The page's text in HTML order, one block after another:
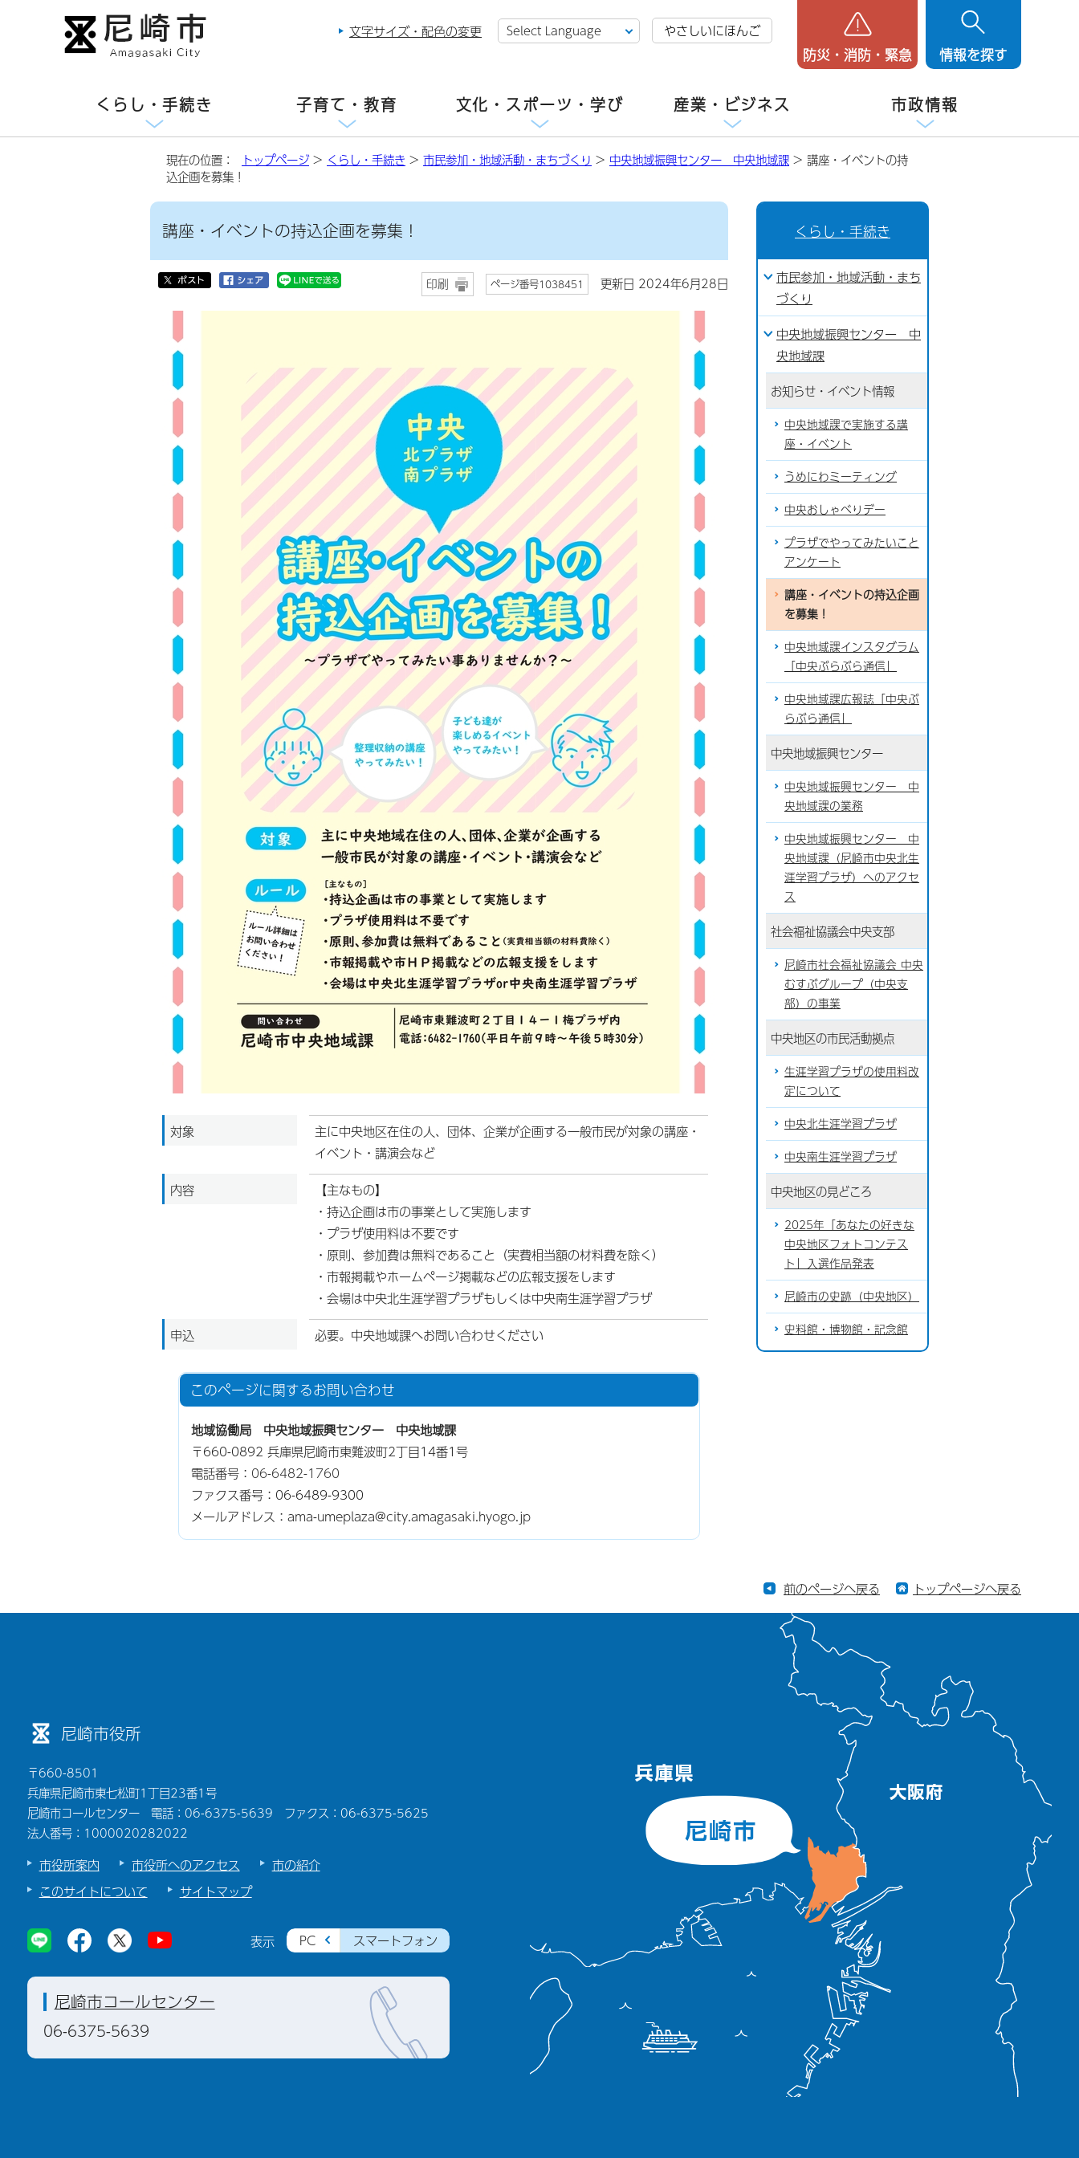
文字サイズ・配色の変更 やさしいにほんご
防災・消防・緊急 情報を探す
くらし・手続き 子育て・教育 文化・スポーツ・学び 産業・ビジネス 市政情報
現在の位置： トップページ> くらし・手続き > 市民参加・地域活動・まちづくり > 中央地域振興センター 中央地域課 > 講座・イベントの持
込企画を募集！
講座・イベントの持込企画を募集！
印刷 ページ番号1038451 更新日 2024年6月28日
対象
主に中央地区在住の人、団体、企業が企画する一般市民が対象の講座・
イベント・講演会など
内容
【主なもの】
・持込企画は市の事業として実施します
・プラザ使用料は不要です
・原則、参加費は無料であること（実費相当額の材料費を除く）
・市報掲載やホームページ掲載などの広報支援をします
・会場は中央北生涯学習プラザもしくは中央南生涯学習プラザ
申込
必要。中央地域課へお問い合わせください
このページに関するお問い合わせ
地域協働局 中央地域振興センター 中央地域課
〒660-0892 兵庫県尼崎市東難波町2丁目14番1号
電話番号： 06-6482-1760
ファクス番号：06-6489-9300
メールアドレス：ama-umeplaza@city.amagasaki.hyogo.jp
くらし・手続き
市民参加・地域活動・まち
づくり
中央地域振興センター 中
央地域課
お知らせ・イベント情報
中央地域課で実施する講
座・イベント
うめにわミーティング
中央おしゃべりデー
プラザでやってみたいこと
アンケート
講座・イベントの持込企画
を募集！
中央地域課インスタグラム
「中央ぶらぶら通信」
中央地域課広報誌「中央ぶ
らぶら通信」
中央地域振興センター
中央地域振興センター 中
央地域課の業務
中央地域振興センター 中
央地域課（尼崎市中央北生
涯学習プラザ）へのアクセ
ス
社会福祉協議会中央支部
尼崎市社会福祉協議会 中央
むすぶグループ（中央支
部）の事業
中央地区の市民活動拠点
生涯学習プラザの使用料改
定について
中央北生涯学習プラザ
中央南生涯学習プラザ
中央地区の見どころ
2025年「あなたの好きな
中央地区フォトコンテス
ト」入選作品発表
尼崎市の史跡（中央地区）
史料館・博物館・記念館
前のページへ戻る トップページへ戻る
尼崎市役所
〒660-8501
兵庫県尼崎市東七松町1丁目23番1号
尼崎市コールセンター 電話：06-6375-5639 ファクス：06-6375-5625
法人番号：1000020282022
市役所案内 市役所へのアクセス
市の紹介
このサイトについて
サイトマップ
表示 PC スマートフォン
尼崎市コールセンター
06-6375-5639